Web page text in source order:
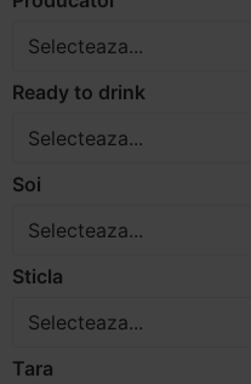
Selecteaza...
Ready to drink
Selecteaza...
Soi
Selecteaza...
Sticla
Selecteaza...
Tara